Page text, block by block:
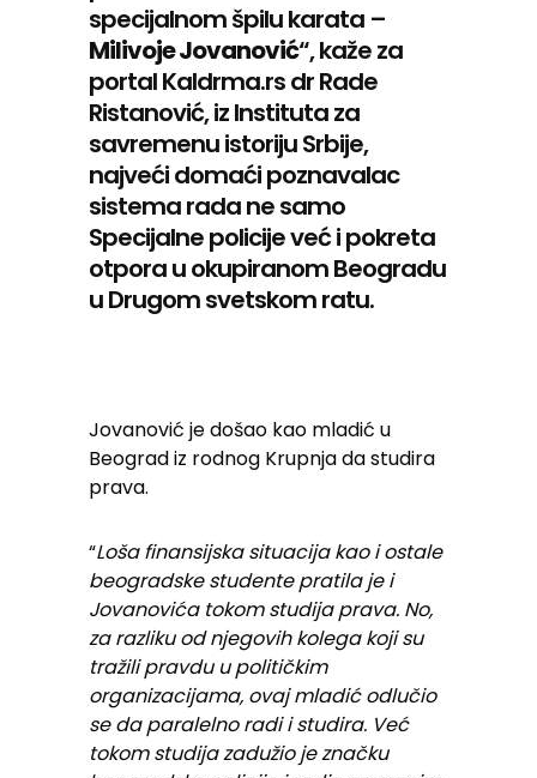
specijalnom špilu karata –
Milivoje Jovanović“, kaže za
portal Kaldrma.rs dr Rade
Ristanović, iz Instituta za
savremenu istoriju Srbije,
najveći domaći poznavalac
sistema rada ne samo
Specijalne policije već i pokreta
otpora u okupiranom Beogradu
u Drugom svetskom ratu.
Jovanović je došao kao mladić u
Beograd iz rodnog Krupnja da studira
prava.
“Loša finansijska situacija kao i ostale
beogradske studente pratila je i
Jovanovića tokom studija prava. No,
za razliku od njegovih kolega koji su
tražili pravdu u političkim
organizacijama, ovaj mladić odlučio
se da paralelno radi i studira. Već
tokom studija zadužio je značku